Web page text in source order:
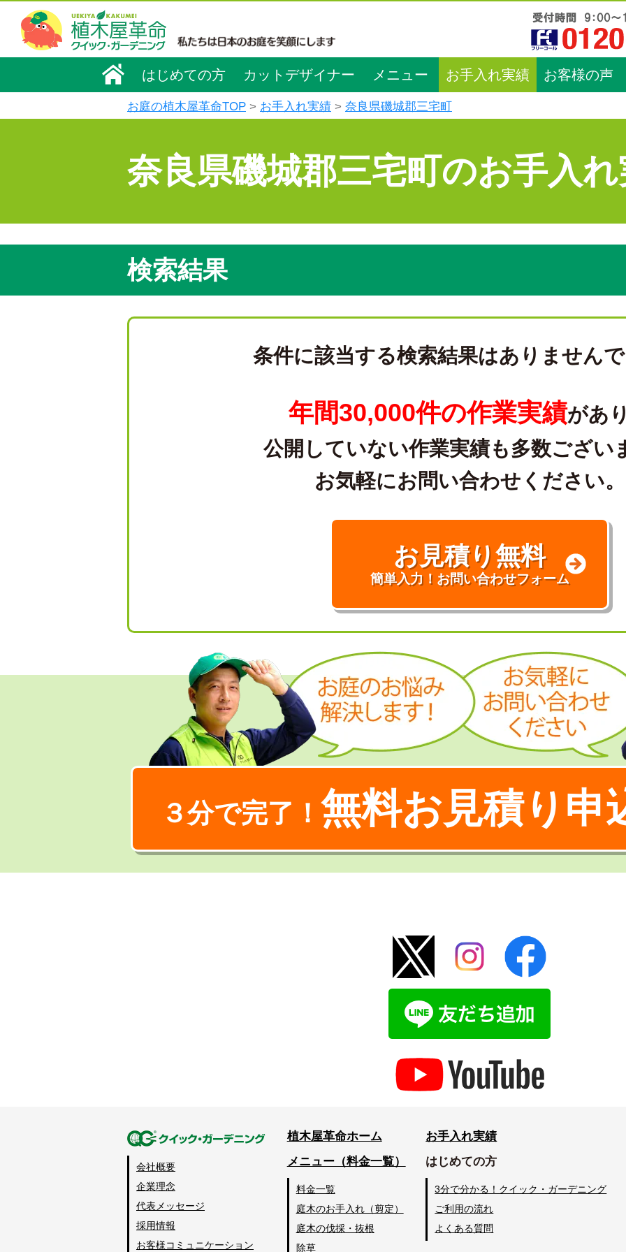
はじめての方 カットデザイナー メニュー お手入れ実績 お客様の声
お庭の植木屋革命TOP お手入れ実績 奈良県磯城郡三宅町
奈良県磯城郡三宅町のお手入
検索結果
条件に該当する検索結果はありません
年間30,000件の作業実績があ
公開していない作業実績も多数ござい
お気軽にお問い合わせください。
お見積り無料
簡単入力！お問い合わせフォーム
３分で完了！ 無料お見積り申
会社概要
企業理念
代表メッセージ
採用情報
お客様コミュニケーション
植木屋革命ホーム
メニュー（料金一覧）
料金一覧
庭木のお手入れ（剪定）
庭木の伐採・抜根
除草
お手入れ実績
はじめての方
3分で分かる！クイック・ガーデニング
ご利用の流れ
よくある質問